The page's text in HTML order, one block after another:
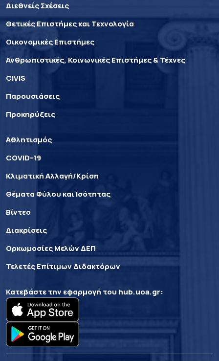
Διεθνείς Σχέσεις
Θετικές Επιστήμες και Τεχνολογία
Οικονομικές Επιστήμες
Ανθρωπιστικές, Κοινωνικές Επιστήμες & Τέχνες
CIVIS
Παρουσιάσεις
Προκηρύξεις
Αθλητισμός
COVID-19
Κλιματική Αλλαγή/Κρίση
Θέματα Φύλου και Ισότητας
Βίντεο
Διακρίσεις
Ορκωμοσίες Μελών ΔΕΠ
Τελετές Επίτιμων Διδακτόρων
Κατεβάστε την εφαρμογή του hub.uoa.gr: